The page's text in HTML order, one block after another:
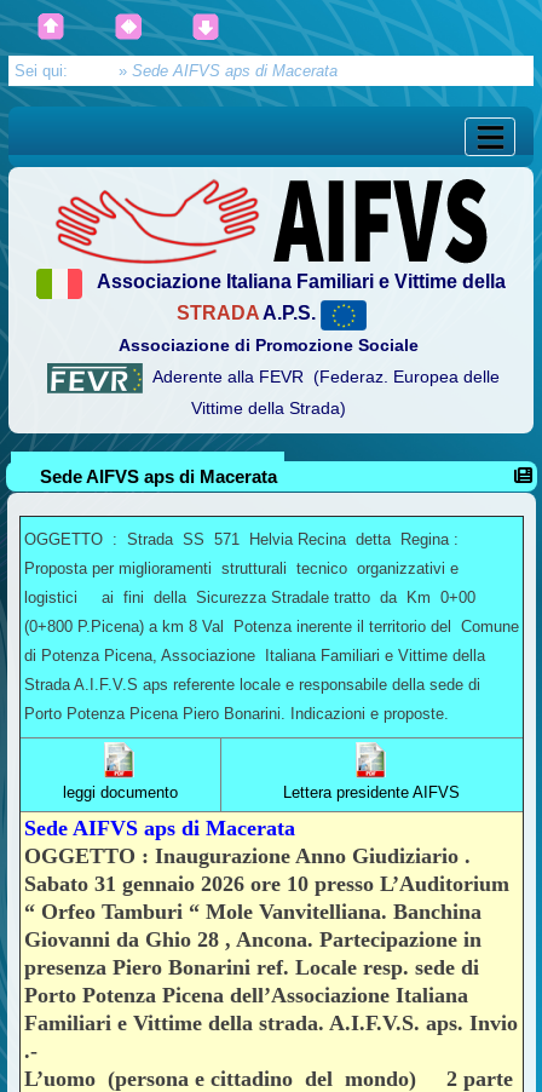
Sei qui: » Sede AIFVS aps di Macerata
Associazione Italiana Familiari e Vittime della
STRADAA.P.S.
Associazione di Promozione Sociale
Aderente alla FEVR (Federaz. Europea delle
Vittime della Strada)
Sede AIFVS aps di Macerata
OGGETTO : Strada SS 571 Helvia Recina detta Regina :
Proposta per miglioramenti strutturali tecnico organizzativi e
logistici ai fini della Sicurezza Stradale tratto da Km 0+00
(0+800 P.Picena) a km 8 Val Potenza inerente il territorio del Comune
di Potenza Picena, Associazione Italiana Familiari e Vittime della
Strada A.I.F.V.S aps referente locale e responsabile della sede di
Porto Potenza Picena Piero Bonarini. Indicazioni e proposte.
leggi documento Lettera presidente AIFVS
Sede AIFVS aps di Macerata
OGGETTO : Inaugurazione Anno Giudiziario .
Sabato 31 gennaio 2026 ore 10 presso L’Auditorium
“ Orfeo Tamburi “ Mole Vanvitelliana. Banchina
Giovanni da Ghio 28 , Ancona. Partecipazione in
presenza Piero Bonarini ref. Locale resp. sede di
Porto Potenza Picena dell’Associazione Italiana
Familiari e Vittime della strada. A.I.F.V.S. aps. Invio
.-
L’uomo (persona e cittadino del mondo) 2 parte